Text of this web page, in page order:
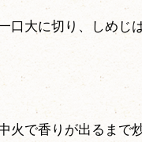
口大に切り、しめじ
火で香りが出るまで